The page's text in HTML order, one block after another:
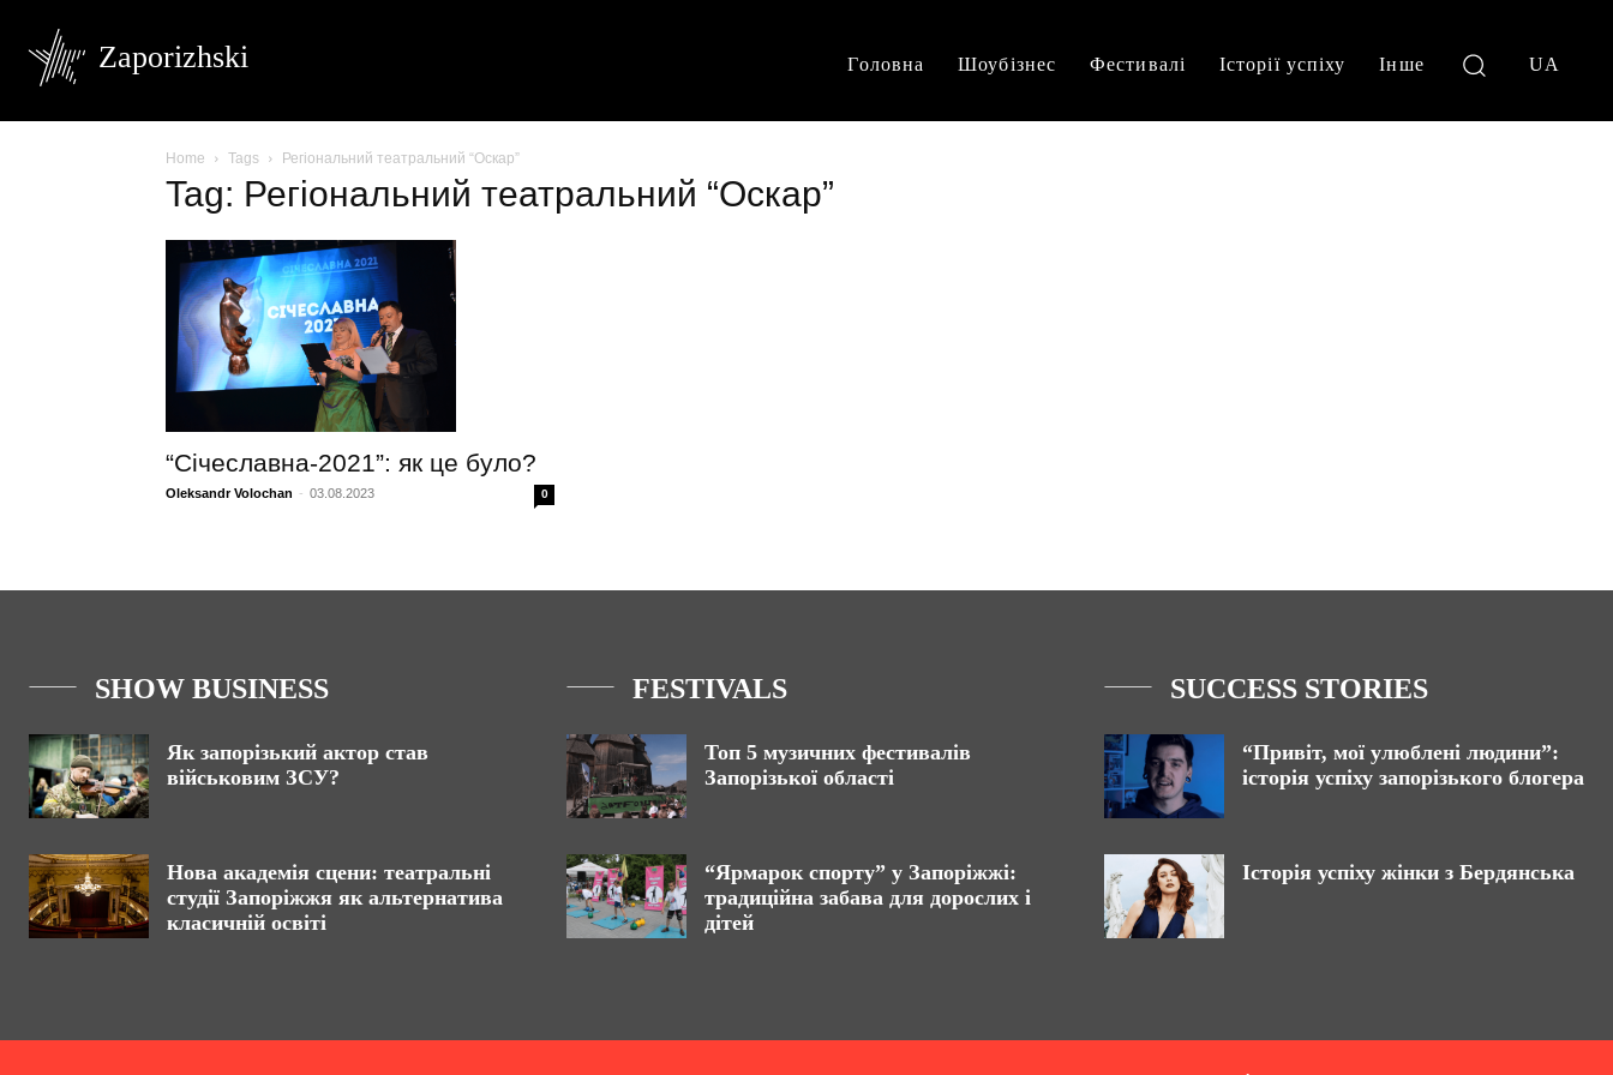
Zaporizhski Головна Шоубізнес Фестивалі Історії успіху Інше UA
Home Tags Регіональний театральний “Оскар”
Tag: Регіональний театральний “Оскар”
“Січеславна-2021”: як це було?
Oleksandr Volochan - 03.08.2023 0
SHOW BUSINESS
Як запорізький актор став
військовим ЗСУ?
Нова академія сцени: театральні
студії Запоріжжя як альтернатива
класичній освіті
FESTIVALS
Топ 5 музичних фестивалів
Запорізької області
“Ярмарок спорту” у Запоріжжі:
традиційна забава для дорослих і
дітей
SUCCESS STORIES
“Привіт, мої улюблені людини”:
історія успіху запорізького блогера
Історія успіху жінки з Бердянська